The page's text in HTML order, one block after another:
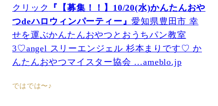
クリック
『【募集！！】10/20(水)かんたんおや
つdeハロウィンパーティー』愛知県豊田市 幸
せを運ぶかんたんおやつとおうちパン教室
3♡angel スリーエンジェル 杉本まりです♡ か
んたんおやつマイスター協会 …ameblo.jp
ではでは〜♪